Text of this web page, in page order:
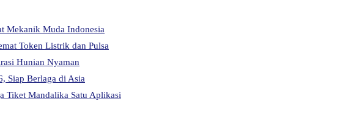
Mekanik Muda Indonesia
Token Listrik dan Pulsa
Hunian Nyaman
Siap Berlaga di Asia
Tiket Mandalika Satu Aplikasi